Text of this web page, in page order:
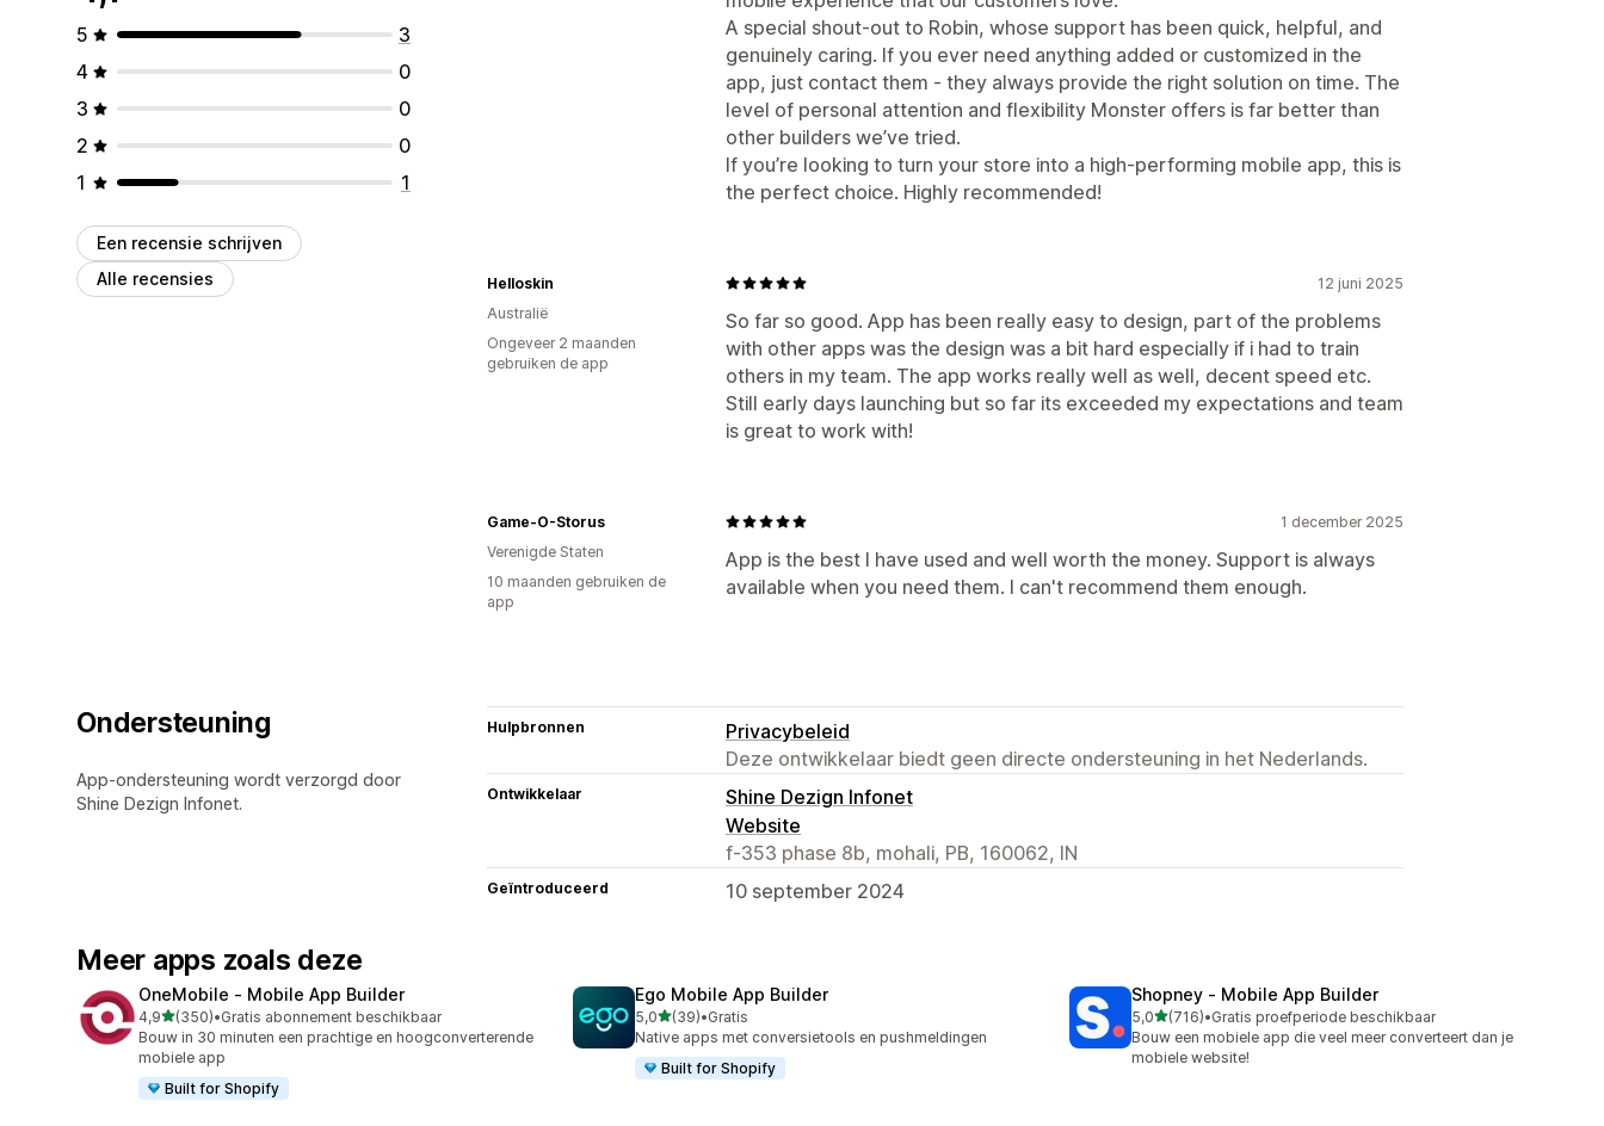
5
3
4
0
3
0
2
0
1
1
Een recensie schrijven
Alle recensies
A special shout-out to Robin, whose support has been quick, helpful, and
genuinely caring. If you ever need anything added or customized in the
app, just contact them - they always provide the right solution on time. The
level of personal attention and flexibility Monster offers is far better than
other builders we’ve tried.
If you’re looking to turn your store into a high-performing mobile app, this is
the perfect choice. Highly recommended!
12 juni 2025
So far so good. App has been really easy to design, part of the problems
with other apps was the design was a bit hard especially if i had to train
others in my team. The app works really well as well, decent speed etc.
Still early days launching but so far its exceeded my expectations and team
is great to work with!
Helloskin
Australië
Ongeveer 2 maanden
gebruiken de app
1 december 2025
App is the best I have used and well worth the money. Support is always
available when you need them. I can't recommend them enough.
Game-O-Storus
Verenigde Staten
10 maanden gebruiken de
app
Ondersteuning
App-ondersteuning wordt verzorgd door
Shine Dezign Infonet.
Hulpbronnen
Privacybeleid
Deze ontwikkelaar biedt geen directe ondersteuning in het Nederlands.
Ontwikkelaar
Shine Dezign Infonet
Website
f-353 phase 8b, mohali, PB, 160062, IN
Geïntroduceerd 10 september 2024
Meer apps zoals deze
OneMobile ‑ Mobile App Builder
4,9van 5 sterren
(350)
350 recensies in totaal
•Gratis abonnement beschikbaar
Bouw in 30 minuten een prachtige en hoogconverterende
mobiele app
Built for Shopify
Ego Mobile App Builder
5,0van 5 sterren
(39)
39 recensies in totaal
•Gratis
Native apps met conversietools en pushmeldingen
Built for Shopify
Shopney ‑ Mobile App Builder
5,0van 5 sterren
(716)
716 recensies in totaal
•Gratis proefperiode beschikbaar
Bouw een mobiele app die veel meer converteert dan je
mobiele website!